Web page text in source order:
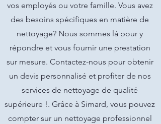
vos employés ou votre famille. Vous avez
des besoins spécifiques en matière de
nettoyage? Nous sommes là pour y
répondre et vous fournir une prestation
sur mesure. Contactez-nous pour obtenir
un devis personnalisé et profiter de nos
services de nettoyage de qualité
supérieure !. Grâce à Simard, vous pouvez
compter sur un nettoyage professionnel